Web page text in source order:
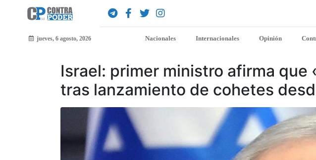
jueves, 6 agosto, 2026 Nacionales Internacionales Opinión
Israel: primer ministro afirma
tras lanzamiento de cohetes